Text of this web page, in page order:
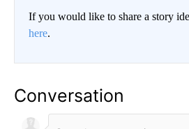
If you would like to share a story
here.
Conversation